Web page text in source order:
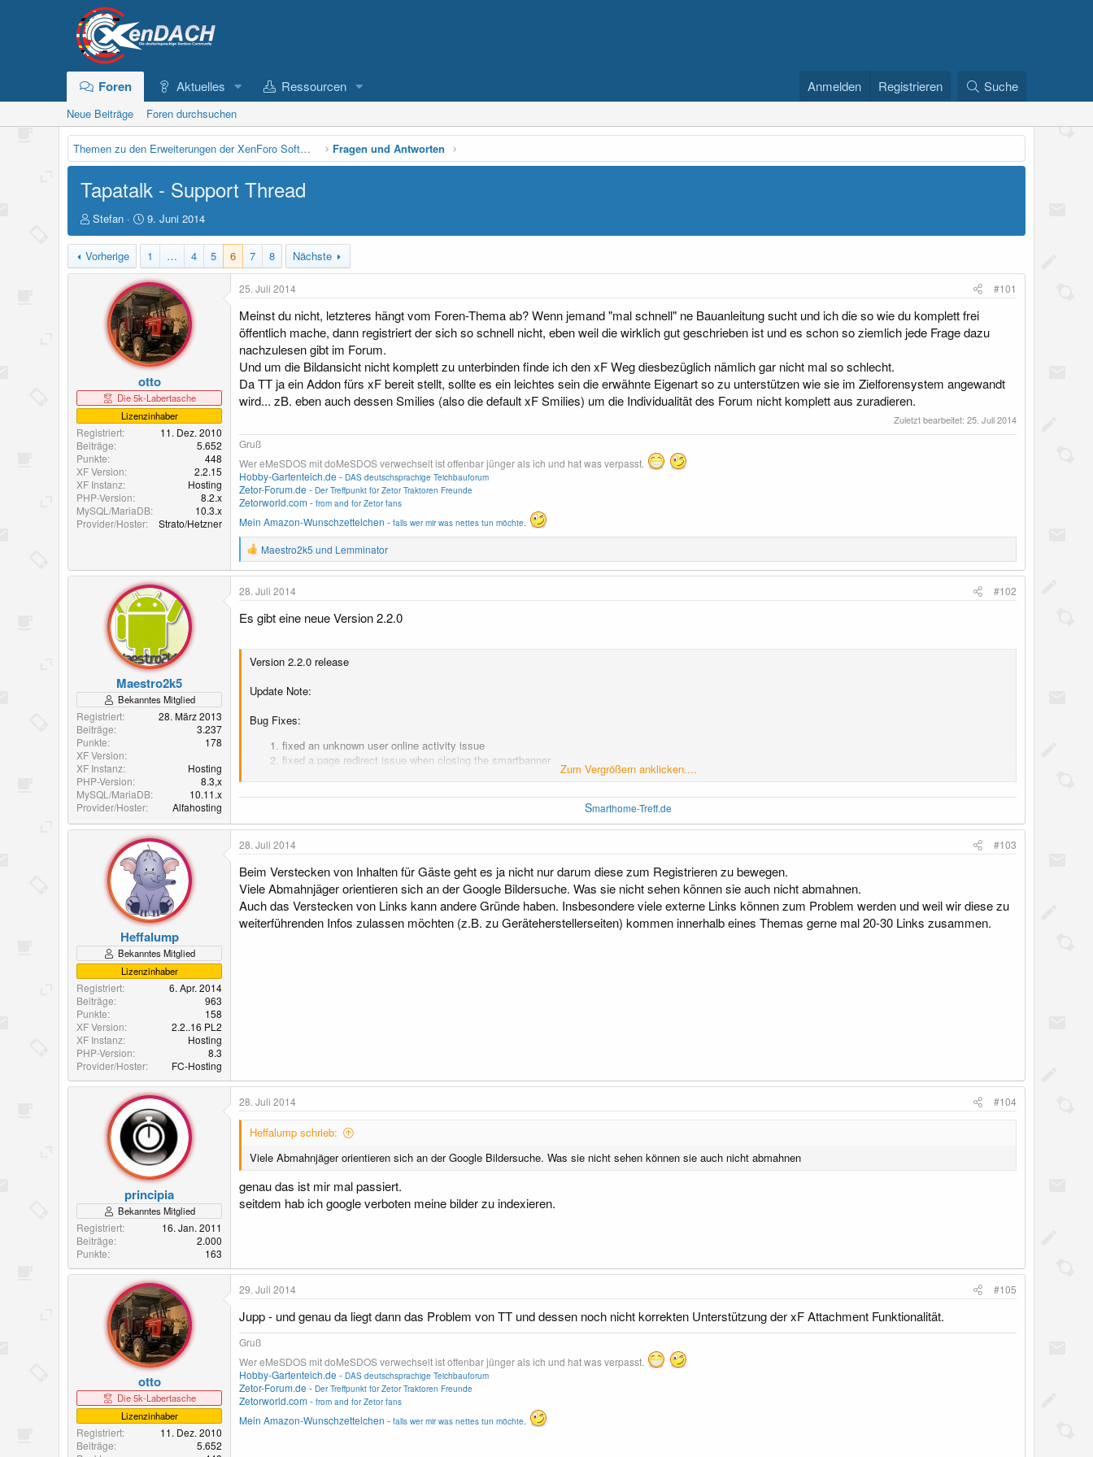
Foren Aktuelles Ressourcen Anmelden Registrieren Suche
Neue Beiträge Foren durchsuchen
Themen zu den Erweiterungen der XenForo Software Fragen und Antworten
Tapatalk - Support Thread
E
r
s
t
e
Stefan
E
r
s
e
l
l
t
a
m
9. Juni 2014
Vorherige 1 … 4 5 6 7 8 Nächste
otto
Die 5k-Labertasche
Lizenzinhaber
Registriert
11. Dez. 2010
Beiträge
5.652
Punkte
448
XF Version
2.2.15
XF Instanz
Hosting
PHP-Version
8.2.x
MySQL/MariaDB
10.3.x
Provider/Hoster
Strato/Hetzner
25. Juli 2014 #101
Meinst du nicht, letzteres hängt vom Foren-Thema ab? Wenn jemand "mal schnell" ne Bauanleitung sucht und ich die so wie du komplett frei
öffentlich mache, dann registriert der sich so schnell nicht, eben weil die wirklich gut geschrieben ist und es schon so ziemlich jede Frage dazu
nachzulesen gibt im Forum.
Und um die Bildansicht nicht komplett zu unterbinden finde ich den xF Weg diesbezüglich nämlich gar nicht mal so schlecht.
Da TT ja ein Addon fürs xF bereit stellt, sollte es ein leichtes sein die erwähnte Eigenart so zu unterstützen wie sie im Zielforensystem angewandt
wird... zB. eben auch dessen Smilies (also die default xF Smilies) um die Individualität des Forum nicht komplett aus zuradieren.
Zuletzt bearbeitet: 25. Juli 2014
Gruß
Wer eMeSDOS mit doMeSDOS verwechselt ist offenbar jünger als ich und hat was verpasst.
Hobby-Gartenteich.de - DAS deutschsprachige Teichbauforum
Zetor-Forum.de - Der Treffpunkt für Zetor Traktoren Freunde
Zetorworld.com - from and for Zetor fans
Mein Amazon-Wunschzettelchen - falls wer mir was nettes tun möchte.
R
e
a
k
t
o
n
Maestro2k5 und Lemminator
Maestro2k5
Bekanntes Mitglied
Registriert
28. März 2013
Beiträge
3.237
Punkte
178
XF Version
XF Instanz
Hosting
PHP-Version
8.3,x
MySQL/MariaDB
10.11.x
Provider/Hoster
Alfahosting
28. Juli 2014 #102
Es gibt eine neue Version 2.2.0
Version 2.2.0 release
Update Note:
Bug Fixes:
fixed an unknown user online activity issue
fixed a page redirect issue when closing the smartbanner
fixed a smartbanner display compatibility issue fixed a xmlrpc warning issue
New Features:
Support for custom fields when registering from within the app
Support non-image attachment uploads in conversations
Support for editing information in thread view mode
Support for banning user with length option
Support for hiding app ads by user group in Tapatalk options
Support for smartbanner on/off display switch
Zum Vergrößern anklicken....
Smarthome-Treff.de
Heffalump
Bekanntes Mitglied
Lizenzinhaber
Registriert
6. Apr. 2014
Beiträge
963
Punkte
158
XF Version
2.2..16 PL2
XF Instanz
Hosting
PHP-Version
8.3
Provider/Hoster
FC-Hosting
28. Juli 2014 #103
Beim Verstecken von Inhalten für Gäste geht es ja nicht nur darum diese zum Registrieren zu bewegen.
Viele Abmahnjäger orientieren sich an der Google Bildersuche. Was sie nicht sehen können sie auch nicht abmahnen.
Auch das Verstecken von Links kann andere Gründe haben. Insbesondere viele externe Links können zum Problem werden und weil wir diese zu
weiterführenden Infos zulassen möchten (z.B. zu Geräteherstellerseiten) kommen innerhalb eines Themas gerne mal 20-30 Links zusammen.
principia
Bekanntes Mitglied
Registriert
16. Jan. 2011
Beiträge
2.000
Punkte
163
28. Juli 2014 #104
Heffalump schrieb:
Viele Abmahnjäger orientieren sich an der Google Bildersuche. Was sie nicht sehen können sie auch nicht abmahnen
genau das ist mir mal passiert.
seitdem hab ich google verboten meine bilder zu indexieren.
otto
Die 5k-Labertasche
Lizenzinhaber
Registriert
11. Dez. 2010
Beiträge
5.652
29. Juli 2014 #105
Jupp - und genau da liegt dann das Problem von TT und dessen noch nicht korrekten Unterstützung der xF Attachment Funktionalität.
Gruß
Wer eMeSDOS mit doMeSDOS verwechselt ist offenbar jünger als ich und hat was verpasst.
Hobby-Gartenteich.de - DAS deutschsprachige Teichbauforum
Zetor-Forum.de - Der Treffpunkt für Zetor Traktoren Freunde
Zetorworld.com - from and for Zetor fans
Mein Amazon-Wunschzettelchen - falls wer mir was nettes tun möchte.